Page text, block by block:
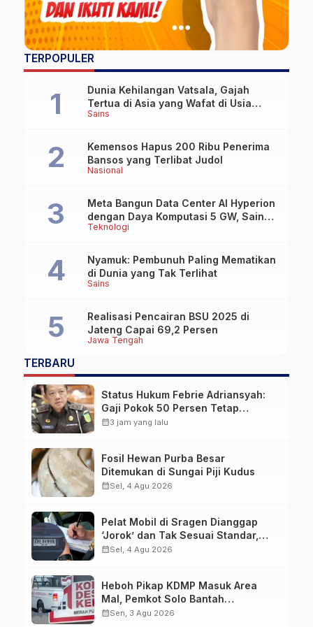
TERPOPULER
Sains
Dunia Kehilangan Vatsala, Gajah
Tertua di Asia yang Wafat di Usia
Lebih dari 100 Tahun
Nasional
Kemensos Hapus 200 Ribu Penerima
Bansos yang Terlibat Judol
Teknologi
Meta Bangun Data Center AI Hyperion
dengan Daya Komputasi 5 GW, Saingi
OpenAI dan Google
Sains
Nyamuk: Pembunuh Paling Mematikan
di Dunia yang Tak Terlihat
Jawa Tengah
Realisasi Pencairan BSU 2025 di
Jateng Capai 69,2 Persen
TERBARU
Status Hukum Febrie Adriansyah:
Gaji Pokok 50 Persen Tetap
Mengalir, Tunjangan Disetop
calendar_month3 jam yang lalu
Fosil Hewan Purba Besar
Ditemukan di Sungai Piji Kudus
calendar_monthSel, 4 Agu 2026
Pelat Mobil di Sragen Dianggap
‘Jorok’ dan Tak Sesuai Standar,
Pengemudi Kena Tilang
calendar_monthSel, 4 Agu 2026
Heboh Pikap KDMP Masuk Area
Mal, Pemkot Solo Bantah
Kepemilikan Kendaraan
calendar_monthSen, 3 Agu 2026